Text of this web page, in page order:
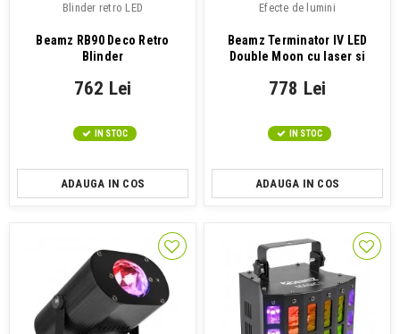
Blinder retro LED
Beamz RB90 Deco Retro
Blinder
762 Lei
IN STOC
ADAUGA IN COS
Efecte de lumini
Beamz Terminator IV LED
Double Moon cu laser si
778 Lei
IN STOC
ADAUGA IN COS